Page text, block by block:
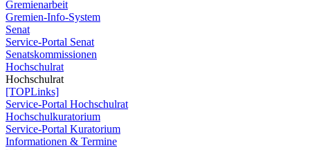
Gremienarbeit
Gremien-Info-System
Senat
Service-Portal Senat
Senatskommissionen
Hochschulrat
Hochschulrat
[TOPLinks]
Service-Portal Hochschulrat
Hochschulkuratorium
Service-Portal Kuratorium
Informationen & Termine